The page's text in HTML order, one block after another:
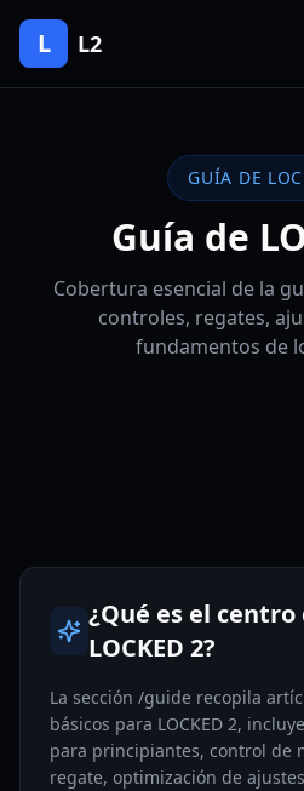
L L2
GUÍA DE
Guía de
Cobertura esencial de la
controles, regates,
fundamentos de
¿Qué es el
LOCKED 2?
La sección /guide recopila
básicos para LOCKED 2,
para principiantes, control de
regate, optimización de